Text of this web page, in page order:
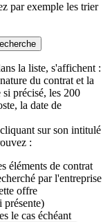
par exemple les trier
la liste, s'affichent :
du contrat et la
précisé, les 200
la date de
sur son intitulé
:
éléments de contrat
par l'entreprise
offre
présente)
le cas échéant